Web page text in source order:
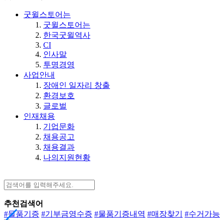
굿윌스토어는
굿윌스토어는
한국굿윌역사
CI
인사말
투명경영
사업안내
장애인 일자리 창출
환경보호
글로벌
인재채용
기업문화
채용공고
채용결과
나의지원현황
추천검색어
#물품기증 #기부금영수증 #물품기증내역 #매장찾기 #수거가